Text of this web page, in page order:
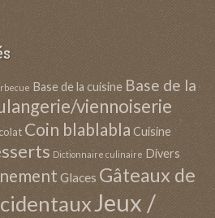
Base de la cuisine Base de la
viennoiserie
Coin blablabla Cuisine
Dictionnaire culinaire Divers
Glaces Gâteaux de
Jeux /